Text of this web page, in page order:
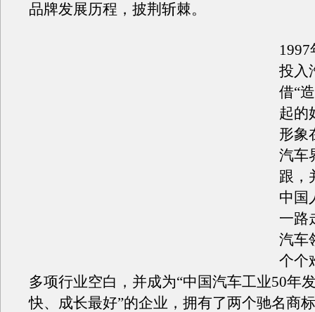
品牌发展历程，披荆斩棘。
投入
借“
起的
形象
汽车
跟，
中国
一路
汽车
个个
多项行业空白，并成为“中国汽车工业50年
快、成长最好”的企业，拥有了两个驰名商